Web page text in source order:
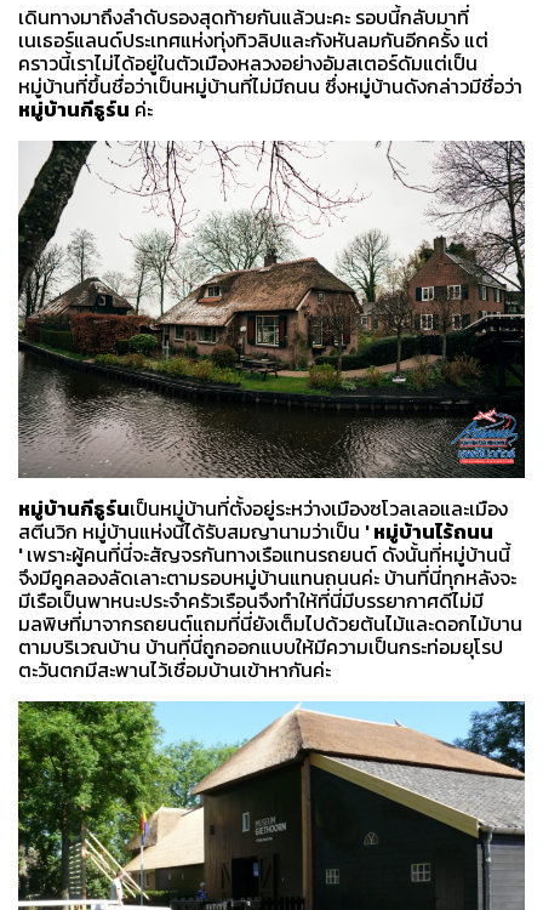
เดินทางมาถึงลำดับรองสุดท้ายกันแล้วนะคะ รอบนี้กลับมาที่
เนเธอร์แลนด์ประเทศแห่งทุ่งทิวลิปและกังหันลมกันอีกครั้ง แต่
คราวนี้เราไม่ได้อยู่ในตัวเมืองหลวงอย่างอัมสเตอร์ดัมแต่เป็น
หมู่บ้านที่ขึ้นชื่อว่าเป็นหมู่บ้านที่ไม่มีถนน ซึ่งหมู่บ้านดังกล่าวมีชื่อว่า
หมู่บ้านกีธูร์น ค่ะ
หมู่บ้านกีธูร์นเป็นหมู่บ้านที่ตั้งอยู่ระหว่างเมืองซโวลเลอและเมือง
สตีนวิก หมู่บ้านแห่งนี้ได้รับสมญานามว่าเป็น ' หมู่บ้านไร้ถนน
'เพราะผู้คนที่นี่จะสัญจรกันทางเรือแทนรถยนต์ ดังนั้นที่หมู่บ้านนี้
จึงมีคูคลองลัดเลาะตามรอบหมู่บ้านแทนถนนค่ะ บ้านที่นี่ทุกหลังจะ
มีเรือเป็นพาหนะประจำครัวเรือนจึงทำให้ที่นี่มีบรรยากาศดีไม่มี
มลพิษที่มาจากรถยนต์แถมที่นี่ยังเต็มไปด้วยต้นไม้และดอกไม้บาน
ตามบริเวณบ้าน บ้านที่นี่ถูกออกแบบให้มีความเป็นกระท่อมยุโรป
ตะวันตกมีสะพานไว้เชื่อมบ้านเข้าหากันค่ะ